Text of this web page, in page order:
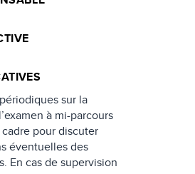
sur la
à mi-parcours
pour discuter
éventuelles des
En cas de supervision